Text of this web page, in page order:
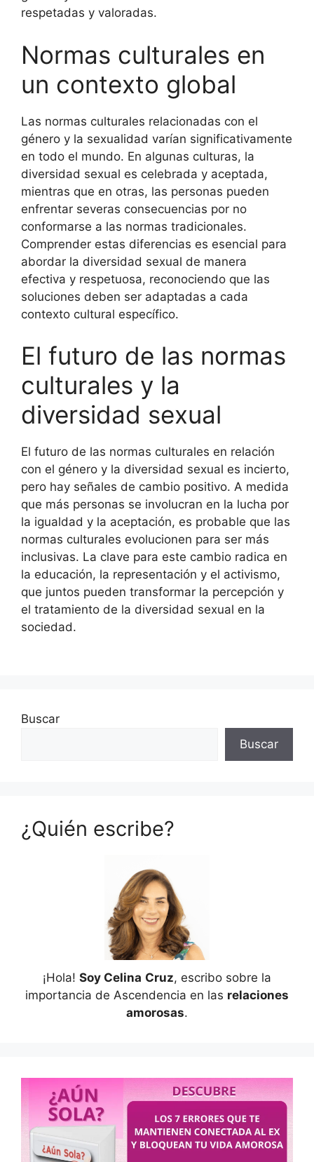
respetadas y valoradas.
Normas culturales en
un contexto global
Las normas culturales relacionadas con el
género y la sexualidad varían significativamente
en todo el mundo. En algunas culturas, la
diversidad sexual es celebrada y aceptada,
mientras que en otras, las personas pueden
enfrentar severas consecuencias por no
conformarse a las normas tradicionales.
Comprender estas diferencias es esencial para
abordar la diversidad sexual de manera
efectiva y respetuosa, reconociendo que las
soluciones deben ser adaptadas a cada
contexto cultural específico.
El futuro de las normas
culturales y la
diversidad sexual
El futuro de las normas culturales en relación
con el género y la diversidad sexual es incierto,
pero hay señales de cambio positivo. A medida
que más personas se involucran en la lucha por
la igualdad y la aceptación, es probable que las
normas culturales evolucionen para ser más
inclusivas. La clave para este cambio radica en
la educación, la representación y el activismo,
que juntos pueden transformar la percepción y
el tratamiento de la diversidad sexual en la
sociedad.
Buscar
Buscar
¿Quién escribe?
¡Hola! Soy Celina Cruz, escribo sobre la
importancia de Ascendencia en las relaciones
amorosas.